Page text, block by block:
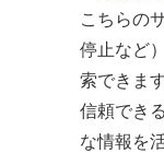
こちらの
停止など
索できます
信頼でき
な情報を